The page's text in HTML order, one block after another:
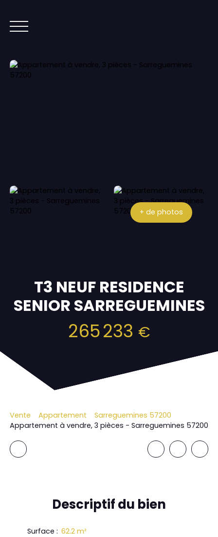
ACCUEIL ACHETER IMMOBILIER NEUF
+ de photos
T3 NEUF RESIDENCE
SENIOR SARREGUEMINES
265 233 €
Vente Appartement
Sarreguemines 57200
Appartement à vendre, 3 pièces - Sarreguemines 57200
Descriptifdu bien
Surface : 62.2 m²